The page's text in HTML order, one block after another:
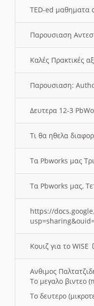
TED-ed μαθηματα
Παρουσιαση
Καλές Πρακτικές
Παρουσιαση:
Δευτερα 12-3
Τι θα ηθελα
Τα Pbworks μας
Τα Pbworks μας,
https://
Κουιζ για το WISE
Ανθιμος
Το μεγαλο βιντεο
Το δευτερο